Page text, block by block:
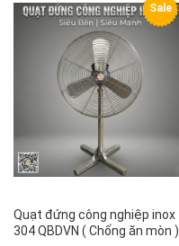
Sale
Quạt đứng công nghiệp inox
304 QBDVN ( Chống ăn mòn )